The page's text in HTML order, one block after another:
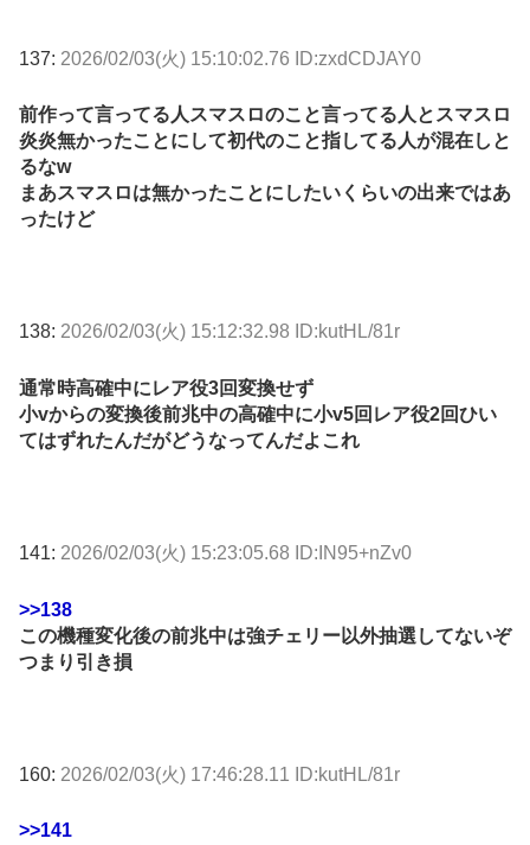
137: 2026/02/03(火) 15:10:02.76 ID:zxdCDJAY0
前作って言ってる人スマスロのこと言ってる人とスマスロ
炎炎無かったことにして初代のこと指してる人が混在しと
るなw
まあスマスロは無かったことにしたいくらいの出来ではあ
ったけど
138: 2026/02/03(火) 15:12:32.98 ID:kutHL/81r
通常時高確中にレア役3回変換せず
小vからの変換後前兆中の高確中に小v5回レア役2回ひい
てはずれたんだがどうなってんだよこれ
141: 2026/02/03(火) 15:23:05.68 ID:IN95+nZv0
>>138
この機種変化後の前兆中は強チェリー以外抽選してないぞ
つまり引き損
160: 2026/02/03(火) 17:46:28.11 ID:kutHL/81r
>>141